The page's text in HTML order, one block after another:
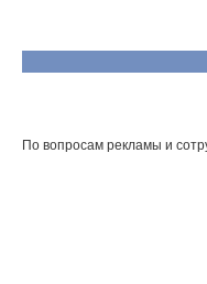
По вопросам рекламы и